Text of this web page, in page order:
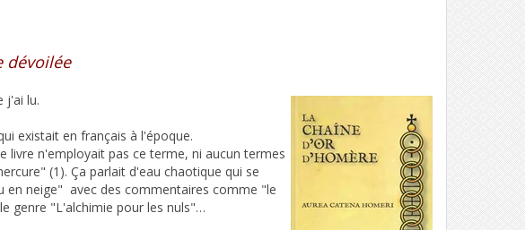
dévoilée
j'ai lu.
existait en français à l'époque.
livre n'employait pas ce terme, ni aucun termes
(1). Ça parlait d'eau chaotique qui se
en neige" avec des commentaires comme "le
genre "L'alchimie pour les nuls"…